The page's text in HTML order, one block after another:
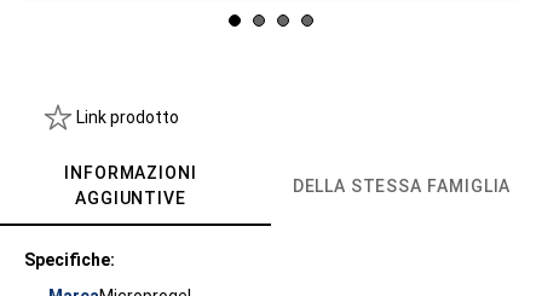
Link prodotto
INFORMAZIONI
AGGIUNTIVE
DELLA STESSA FAMIGLIA
Specifiche: